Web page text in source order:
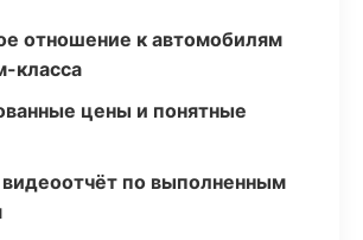
отношение к автомобилям
класса
цены и понятные
по выполненным